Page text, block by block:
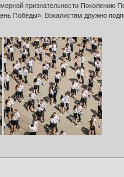
признательности Поколению
Победы». Вокалистам дружно